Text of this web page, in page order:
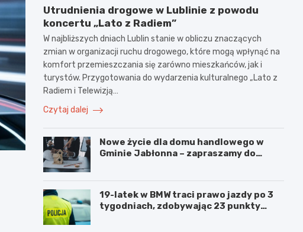
Utrudnienia drogowe w Lublinie z powodu
koncertu „Lato z Radiem”
W najbliższych dniach Lublin stanie w obliczu znaczących
zmian w organizacji ruchu drogowego, które mogą wpłynąć na
komfort przemieszczania się zarówno mieszkańców, jak i
turystów. Przygotowania do wydarzenia kulturalnego „Lato z
Radiem i Telewizją…
Czytaj dalej
Nowe życie dla domu handlowego w
Gminie Jabłonna – zapraszamy do
19-latek w BMW traci prawo jazdy po 3
tygodniach, zdobywając 23 punkty